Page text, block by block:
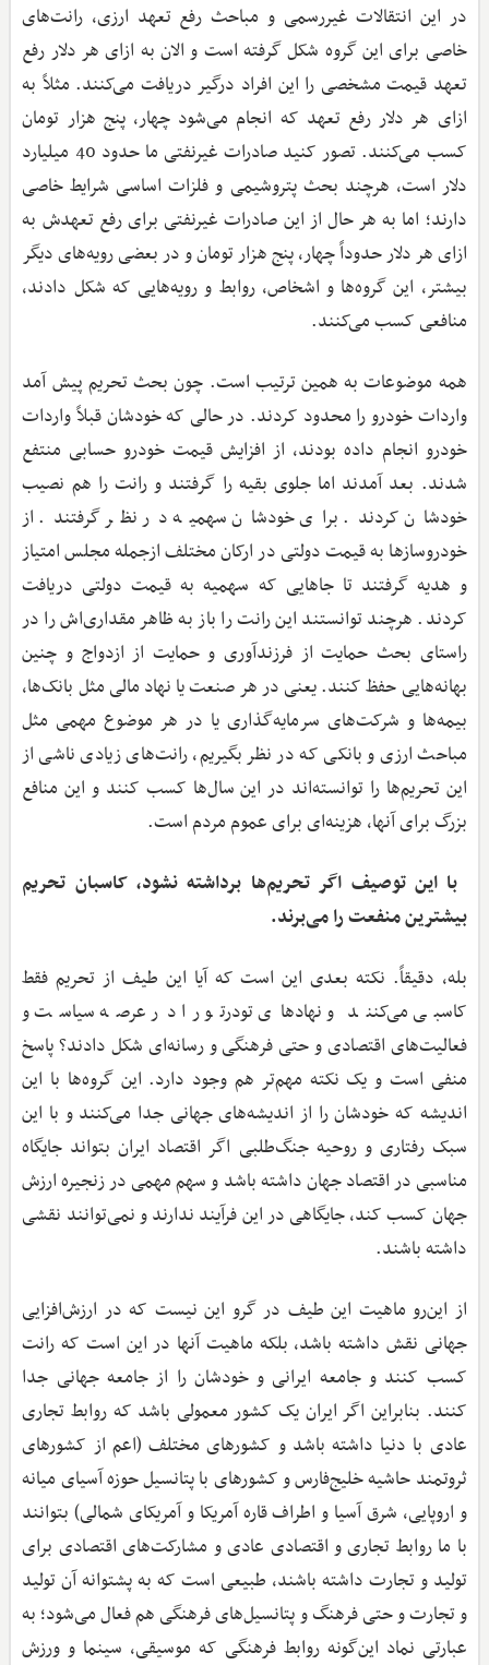
در این انتقالات غیررسمی و مباحث رفع تعهد ارزی، رانت‌های
خاصی برای این گروه شکل گرفته است و الان به ازای هر دلار رفع
تعهد قیمت مشخصی را این افراد درگیر دریافت می‌کنند. مثلاً به
ازای هر دلار رفع تعهد که انجام می‌شود چهار، پنج هزار تومان
کسب می‌کنند. تصور کنید صادرات غیرنفتی ما حدود 40 میلیارد
دلار است، هرچند بحث پتروشیمی و فلزات اساسی شرایط خاصی
دارند؛ اما به هر حال از این صادرات غیرنفتی برای رفع تعهدش به
ازای هر دلار حدوداً چهار، پنج هزار تومان و در بعضی رویه‌های دیگر
بیشتر، این گروه‌ها و اشخاص، روابط و رویه‌هایی که شکل دادند،
منافعی کسب می‌کنند.
همه موضوعات به همین ترتیب است. چون بحث تحریم پیش آمد
واردات خودرو را محدود کردند. در حالی ‌که خودشان قبلاً واردات
خودرو انجام داده بودند، از افزایش قیمت خودرو حسابی منتفع
شدند. بعد آمدند اما جلوی بقیه را گرفتند و رانت را هم نصیب
خودشان کردند. برای خودشان سهمیه در نظر گرفتند. از
خودروسازها به قیمت دولتی در ارکان مختلف ازجمله مجلس امتیاز
و هدیه گرفتند تا جاهایی که سهمیه به قیمت دولتی دریافت
کردند. هرچند توانستند این رانت را باز به ظاهر مقداری‌اش را در
راستای بحث حمایت از فرزندآوری و حمایت از ازدواج و چنین
بهانه‌هایی حفظ کنند. یعنی در هر صنعت یا نهاد مالی مثل بانک‌ها،
بیمه‌ها و شرکت‌های سرمایه‌گذاری یا در هر موضوع مهمی مثل
مباحث ارزی و بانکی که در نظر بگیریم، رانت‌های زیادی ناشی از
این تحریم‌ها را توانسته‌اند در این سال‌ها کسب کنند و این منافع
بزرگ برای آنها، هزینه‌ای برای عموم مردم است.
‌ با این توصیف اگر تحریم‌ها برداشته نشود، کاسبان تحریم
بیشترین منفعت را می‌برند.
بله، دقیقاً. نکته بعدی این است که آیا این طیف از تحریم فقط
کاسبی می‌کنند و نهادهای تودرتو را در عرصه سیاست و
فعالیت‌های اقتصادی و حتی فرهنگی و رسانه‌ای شکل دادند؟ پاسخ
منفی است و یک نکته مهم‌تر هم وجود دارد. این گروه‌ها با این
اندیشه که خودشان را از اندیشه‌های جهانی جدا می‌کنند و با این
سبک رفتاری و روحیه جنگ‌طلبی اگر اقتصاد ایران بتواند جایگاه
مناسبی در اقتصاد جهان داشته باشد و سهم مهمی در زنجیره ارزش
جهان کسب کند، جایگاهی در این فرآیند ندارند و نمی‌توانند نقشی
داشته باشند.
از این‌رو ماهیت این طیف در گرو این نیست که در ارزش‌افزایی
جهانی نقش داشته باشد، بلکه ماهیت آنها در این است که رانت
کسب کنند و جامعه ایرانی و خودشان را از جامعه جهانی جدا
کنند. بنابراین اگر ایران یک کشور معمولی باشد که روابط تجاری
عادی با دنیا داشته باشد و کشورهای مختلف (اعم از کشورهای
ثروتمند حاشیه خلیج‌فارس و کشورهای با پتانسیل حوزه آسیای میانه
و اروپایی، شرق ‌آسیا و اطراف قاره آمریکا و آمریکای شمالی) بتوانند
با ما روابط تجاری و اقتصادی عادی و مشارکت‌های اقتصادی برای
تولید و تجارت داشته باشند، طبیعی است که به پشتوانه آن تولید
و تجارت و حتی فرهنگ و پتانسیل‌های فرهنگی هم فعال می‌شود؛ به
عبارتی نماد این‌گونه روابط فرهنگی که موسیقی، سینما و ورزش